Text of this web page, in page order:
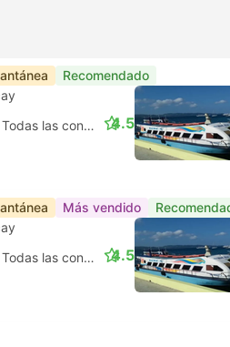
Recomendado
2h 30m Autobús+Ferry. Todas las conexiones garantizadas
4.5
Más vendido
2h 30m Autobús+Ferry. Todas las conexiones garantizadas
4.5